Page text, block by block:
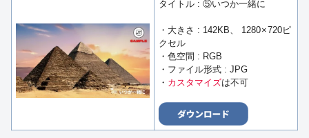
タイトル : ⑤いつか一緒に
・大きさ : 142KB、 1280 × 720ピ
クセル
・色空間 : RGB
・ファイル形式 : JPG
・ カスタマイズは不可